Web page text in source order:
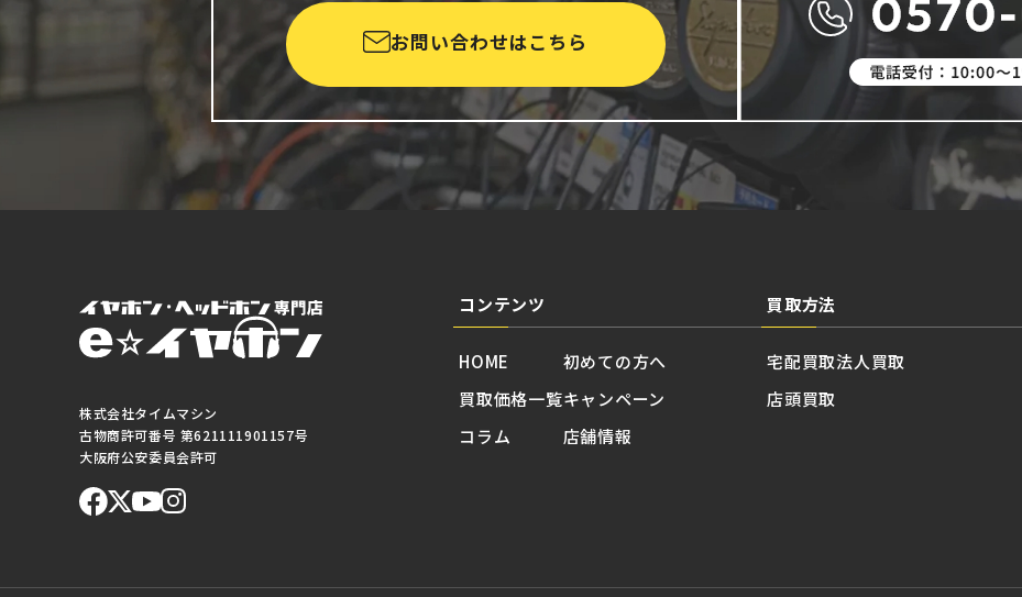
お問い合わせはこちら
株式会社タイムマシン
古物商許可番号 第621111901157号
大阪府公安委員会許可
コンテンツ
HOME
買取価格一覧
コラム
初めての方へ
キャンペーン
店舗情報
買取方法
宅配買取
店頭買取
法人買取